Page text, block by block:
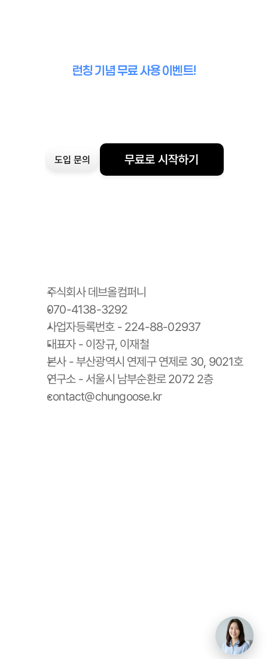
런칭 기념 무료 사용 이벤트!
도입 문의 무료로 시작하기
주식회사 데브올컴퍼니
070-4138-3292
사업자등록번호 - 224-88-02937
대표자 - 이장규, 이재철
본사 - 부산광역시 연제구 연제로 30, 9021호
연구소 - 서울시 남부순환로 2072 2층
contact@chungoose.kr
데브올컴퍼니